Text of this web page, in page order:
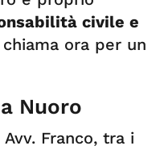
civile e
chiama ora per un
Nuoro
Franco, tra i